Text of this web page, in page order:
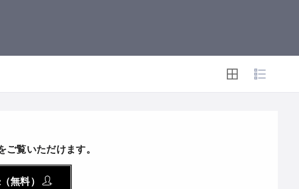
ご覧いただけます。
無料）